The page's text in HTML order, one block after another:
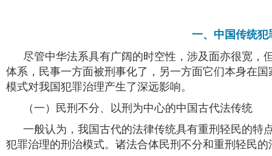
一、中国传统
尽管中华法系具有广阔的时空性，涉及面亦很宽
体系，民事一方面被刑事化了，另一方面它们本身在
模式对我国犯罪治理产生了深远影响。
（一）民刑不分、以刑为中心的中国古代法传统
一般认为，我国古代的法律传统具有重刑轻民的
犯罪治理的刑治模式。诸法合体民刑不分和重刑轻民